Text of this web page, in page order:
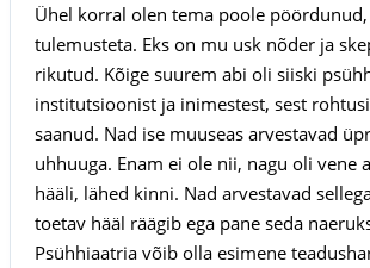
Ühel korral olen tema poole
tulemusteta. Eks on mu usk nõder ja
rikutud. Kõige suurem abi oli siiski
institutsioonist ja inimestest, sest
saanud. Nad ise muuseas arvestavad
uhhuuga. Enam ei ole nii, nagu oli vene
hääli, lähed kinni. Nad arvestavad
toetav hääl räägib ega pane seda
Psühhiaatria võib olla esimene